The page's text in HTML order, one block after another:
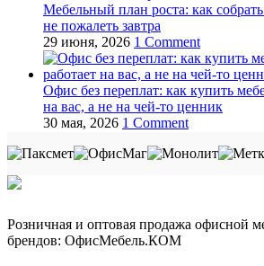
Мебельный план роста: как
не пожалеть завтра
29 июня, 2026 1 Comment
Офис без переплат: как купить
на вас, а не на чей‑то ценник
30 мая, 2026 1 Comment
Розничная и оптовая продажа офисной
брендов: ОфисМебель.КОМ